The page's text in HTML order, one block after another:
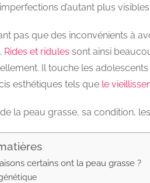
d’autant plus
pas que des inconvénients à
Rides et ridules sont ainsi
Il touche les
esthétiques tels que le
la peau grasse, sa condition,
certains ont la peau grasse ?